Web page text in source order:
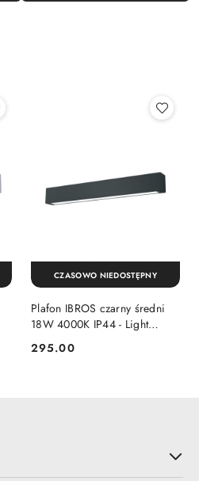
Plafon IBROS czarny średni
18W 4000K IP44 - Light
Prestige
Cena:
295.00
CZASOWO NIEDOSTĘPNY